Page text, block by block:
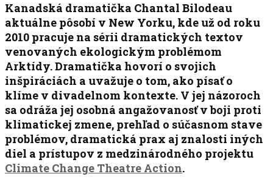
Kanadská dramatička Chantal Bilodeau
aktuálne pôsobí v New Yorku, kde už od roku
2010 pracuje na sérii dramatických textov
venovaných ekologickým problémom
Arktídy. Dramatička hovorí o svojich
inšpiráciách a uvažuje o tom, ako písať o
klíme v divadelnom kontexte. V jej názoroch
sa odráža jej osobná angažovanosť v boji proti
klimatickej zmene, prehľad o súčasnom stave
problémov, dramatická prax aj znalosti iných
diel a prístupov z medzinárodného projektu
Climate Change Theatre Action.